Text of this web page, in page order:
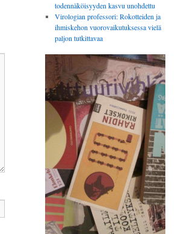
todennäköisyyden kasvu unohdettu
Virologian professori: Rokotteiden ja
ihmiskehon vuorovaikutuksessa vielä
paljon tutkittavaa